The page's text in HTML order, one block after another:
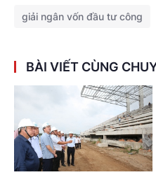
giải ngân vốn đầu tư công
BÀI VIẾT CÙNG